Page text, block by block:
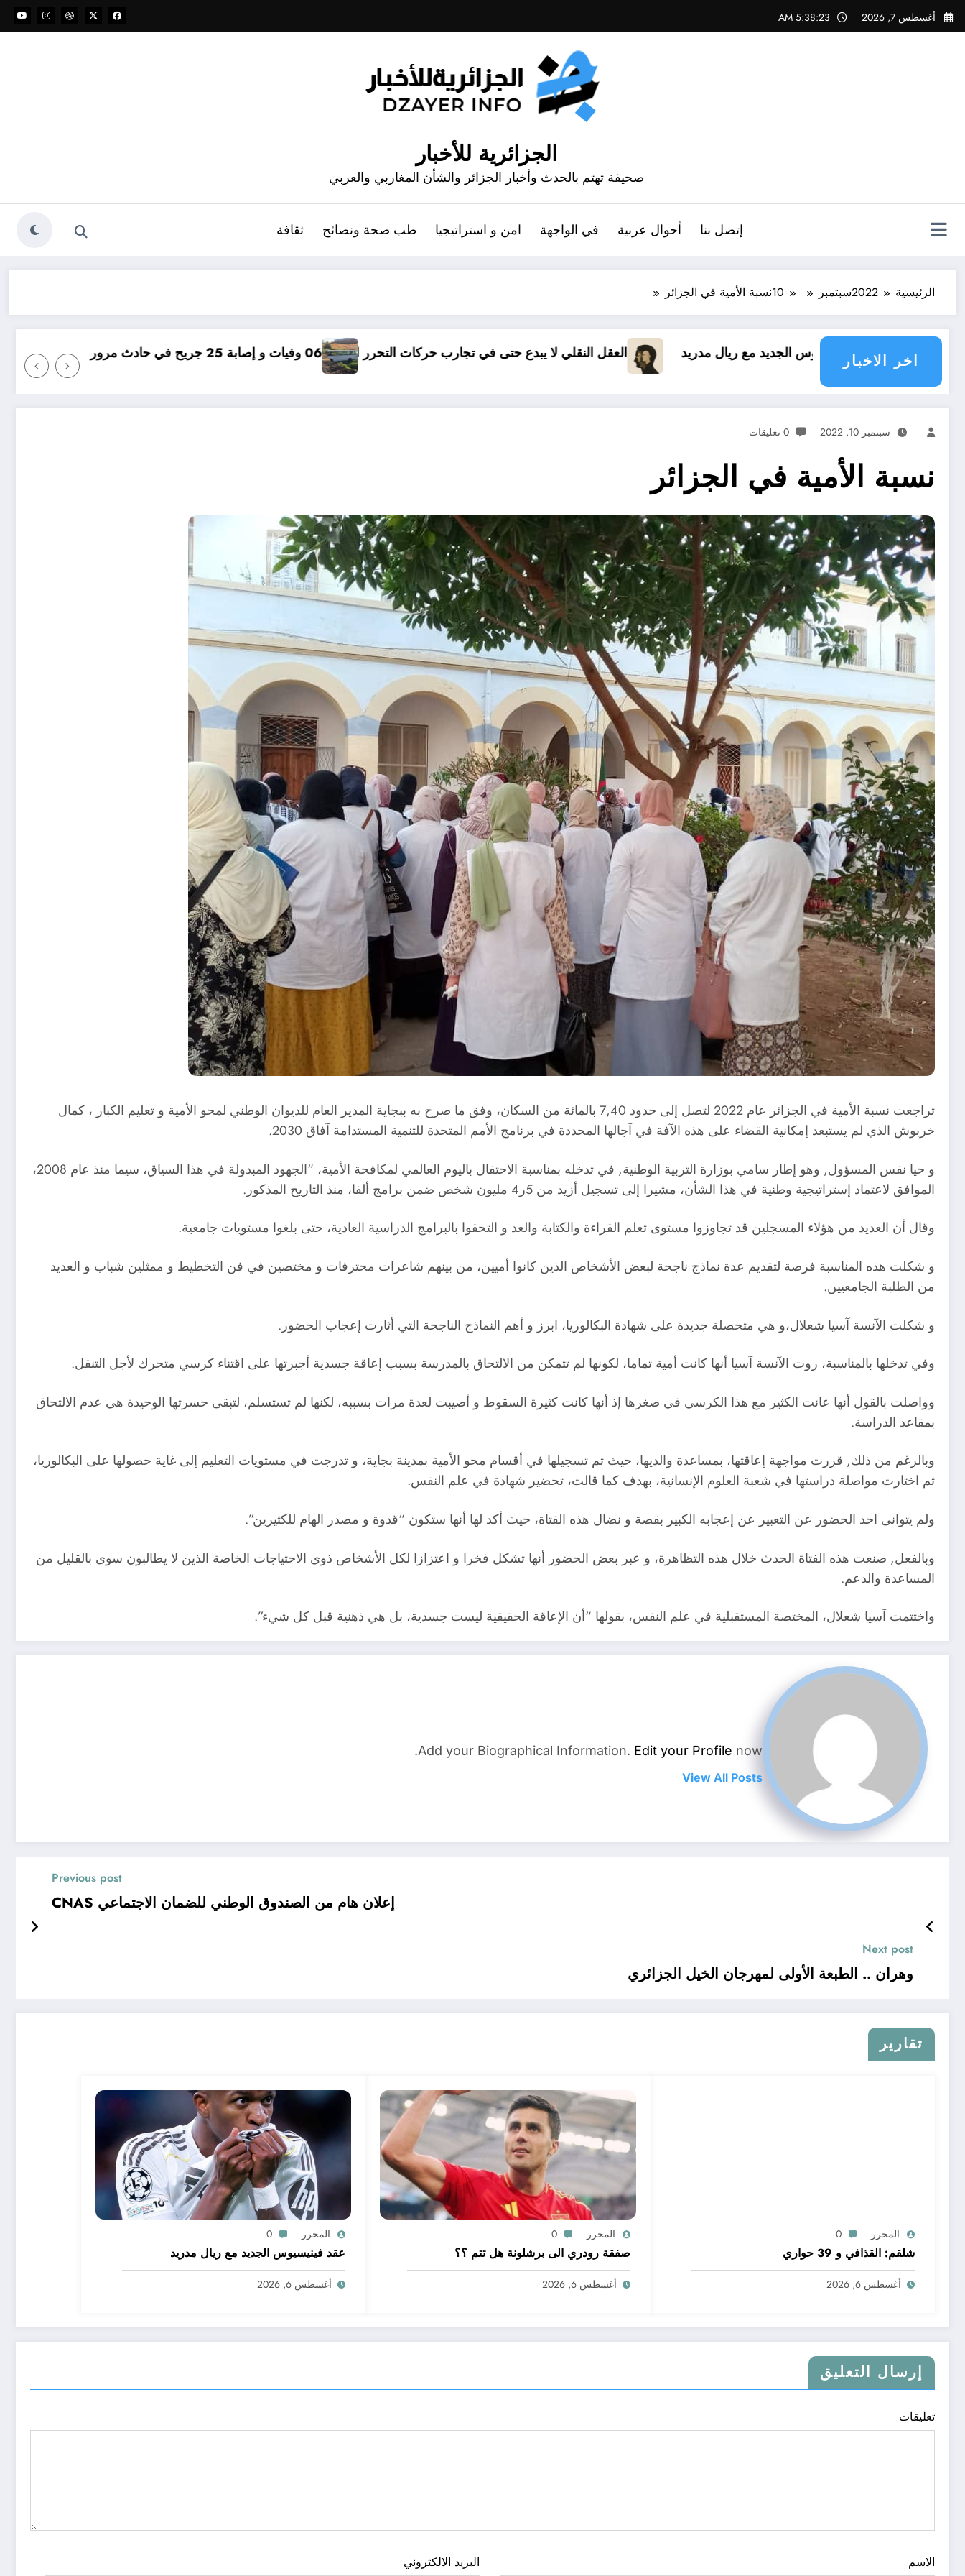
التجاوز
إلى
أغسطس 7, 2026 5:38:24 AM
الجزائرية للأخبار
صحيفة تهتم بالحدث وأخبار الجزائر والشأن المغاربي والعربي
إتصل بنا أحوال عربية في الواجهة امن و استراتيجيا طب صحة ونصائح ثقافة
الرئيسية 2022سبتمبر 10نسبة الأمية في الجزائر
اخر الاخبار
مع ريال مدريد العقل النقلي لا يبدع حتى في تجارب حركات التحرر الوطني06 وفيات و إصابة 25 جريح في حادث مرور بقسنطينة مؤامرة فينيسيوس ضد ارسنال
سبتمبر 10, 2022 0 تعليقات
نسبة الأمية في الجزائر
تراجعت نسبة الأمية في الجزائر عام 2022 لتصل إلى حدود 7,40 بالمائة من السكان، وفق ما صرح به ببجاية المدير العام للديوان الوطني لمحو الأمية و تعليم الكبار ، كمال
خربوش الذي لم يستبعد إمكانية القضاء على هذه الآفة في آجالها المحددة في برنامج الأمم المتحدة للتنمية المستدامة آفاق 2030.
و حيا نفس المسؤول, وهو إطار سامي بوزارة التربية الوطنية, في تدخله بمناسبة الاحتفال باليوم العالمي لمكافحة الأمية، “الجهود المبذولة في هذا السياق، سيما منذ عام 2008،
الموافق لاعتماد إستراتيجية وطنية في هذا الشأن، مشيرا إلى تسجيل أزيد من 5ر4 مليون شخص ضمن برامج ألفا، منذ التاريخ المذكور.
وقال أن العديد من هؤلاء المسجلين قد تجاوزوا مستوى تعلم القراءة والكتابة والعد و التحقوا بالبرامج الدراسية العادية، حتى بلغوا مستويات جامعية.
و شكلت هذه المناسبة فرصة لتقديم عدة نماذج ناجحة لبعض الأشخاص الذين كانوا أميين، من بينهم شاعرات محترفات و مختصين في فن التخطيط و ممثلين شباب و العديد
من الطلبة الجامعيين.
و شكلت الآنسة آسيا شعلال،و هي متحصلة جديدة على شهادة البكالوريا، ابرز و أهم النماذج الناجحة التي أثارت إعجاب الحضور.
وفي تدخلها بالمناسبة، روت الآنسة آسيا أنها كانت أمية تماما، لكونها لم تتمكن من الالتحاق بالمدرسة بسبب إعاقة جسدية أجبرتها على اقتناء كرسي متحرك لأجل التنقل.
وواصلت بالقول أنها عانت الكثير مع هذا الكرسي في صغرها إذ أنها كانت كثيرة السقوط و أصيبت لعدة مرات بسببه، لكنها لم تستسلم، لتبقى حسرتها الوحيدة هي عدم الالتحاق
بمقاعد الدراسة.
وبالرغم من ذلك, قررت مواجهة إعاقتها، بمساعدة والديها، حيث تم تسجيلها في أقسام محو الأمية بمدينة بجاية، و تدرجت في مستويات التعليم إلى غاية حصولها على البكالوريا،
ثم اختارت مواصلة دراستها في شعبة العلوم الإنسانية، بهدف كما قالت، تحضير شهادة في علم النفس.
ولم يتوانى احد الحضور عن التعبير عن إعجابه الكبير بقصة و نضال هذه الفتاة، حيث أكد لها أنها ستكون “قدوة و مصدر الهام للكثيرين”.
وبالفعل, صنعت هذه الفتاة الحدث خلال هذه التظاهرة، و عبر بعض الحضور أنها تشكل فخرا و اعتزازا لكل الأشخاص ذوي الاحتياجات الخاصة الذين لا يطالبون سوى بالقليل من
المساعدة والدعم.
واختتمت آسيا شعلال، المختصة المستقبلية في علم النفس، بقولها “أن الإعاقة الحقيقية ليست جسدية، بل هي ذهنية قبل كل شيء”.
Add your Biographical Information. Edit your Profile now.
View All Posts
Previous post
إعلان هام من الصندوق الوطني للضمان الاجتماعي CNAS
Next post
وهران .. الطبعة الأولى لمهرجان الخيل الجزائري
تقارير
المحرر 0
شلقم: القذافي و 39 حواري
أغسطس 6, 2026
المحرر 0
صفقة رودري الى برشلونة هل تتم ؟؟
أغسطس 6, 2026
المحرر 0
عقد فينيسيوس الجديد مع ريال مدريد
أغسطس 6, 2026
إرسال التعليق
تعليقات
الاسم البريد الالكتروني